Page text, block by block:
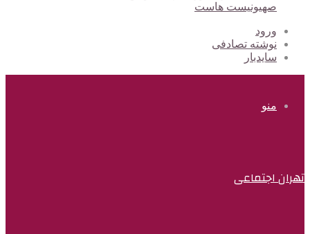
صهیونیست هاست
ورود
نوشته تصادفی
سایدبار
منو
تهران اجتماعی